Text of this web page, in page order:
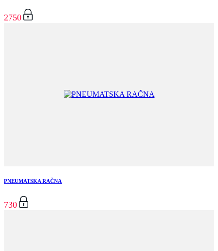
2750
PNEUMATSKA RAČNA
730